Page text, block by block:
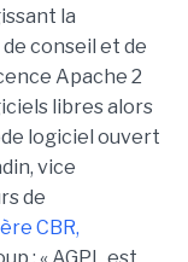
la
conseil et de
Apache 2
libres alors
logiciel ouvert
vice
de
CBR,